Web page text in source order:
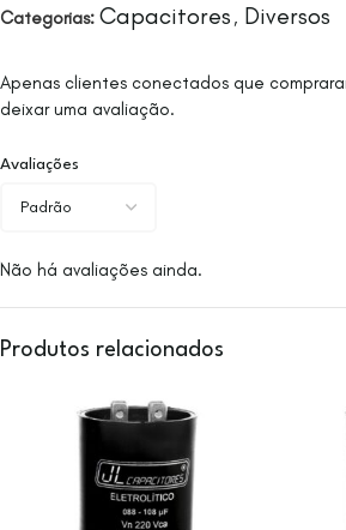
Categorias: Capacitores , Diversos
Avaliações
Não há avaliações ainda.
Apenas clientes conectados que
deixar uma avaliação.
Produtos relacionados